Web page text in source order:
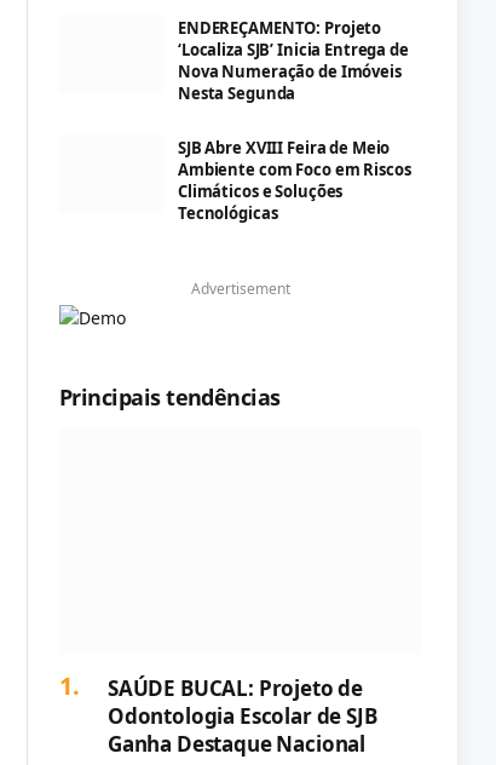
ENDEREÇAMENTO: Projeto
‘Localiza SJB’ Inicia Entrega de
Nova Numeração de Imóveis
Nesta Segunda
SJB Abre XVIII Feira de Meio
Ambiente com Foco em Riscos
Climáticos e Soluções
Tecnológicas
Advertisement
Principais tendências
SAÚDE BUCAL: Projeto de
Odontologia Escolar de SJB
Ganha Destaque Nacional